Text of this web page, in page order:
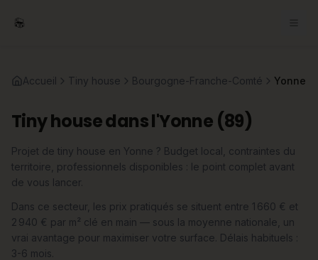
Accueil Tiny house Bourgogne-Franche-Comté Yonne
Tiny house dans l'Yonne (89)
Projet de tiny house en Yonne ? Budget local, contraintes du
territoire, professionnels disponibles : le point complet avant
de vous lancer.
Dans ce secteur, les prix pratiqués se situent entre 1 660 € et
2 940 € par m² clé en main — sous la moyenne nationale, un
vrai avantage pour maximiser votre surface. Délais habituels :
3-6 mois.